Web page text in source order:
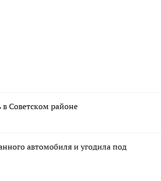
Советском районе
автомобиля и угодила под